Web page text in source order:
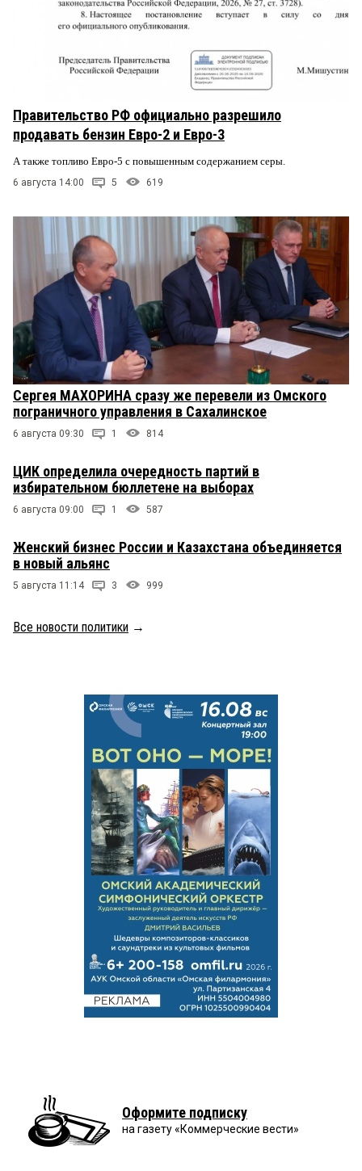
Правительство РФ официально разрешило
продавать бензин Евро-2 и Евро-3
А также топливо Евро-5 с повышенным содержанием серы.
6 августа 14:00 5 619
Сергея МАХОРИНА сразу же перевели из Омского
пограничного управления в Сахалинское
6 августа 09:30 1 814
ЦИК определила очередность партий в
избирательном бюллетене на выборах
6 августа 09:00 1 587
Женский бизнес России и Казахстана объединяется
в новый альянс
5 августа 11:14 3 999
Все новости политики →
Оформите подписку
на газету «Коммерческие вести»